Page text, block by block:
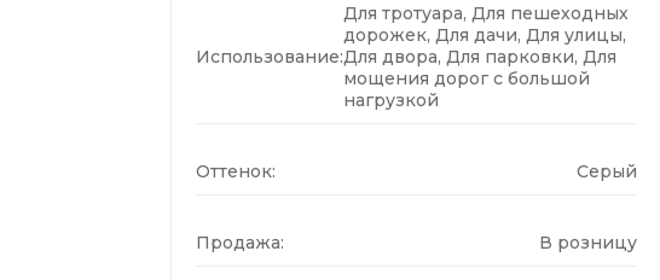
Использование:
Для тротуара, Для пешеходных
дорожек, Для дачи, Для улицы,
Для двора, Для парковки, Для
мощения дорог с большой
нагрузкой
Оттенок: Серый
Продажа: В розницу